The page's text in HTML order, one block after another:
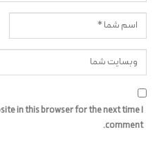
in this browser for the next time I
comment.